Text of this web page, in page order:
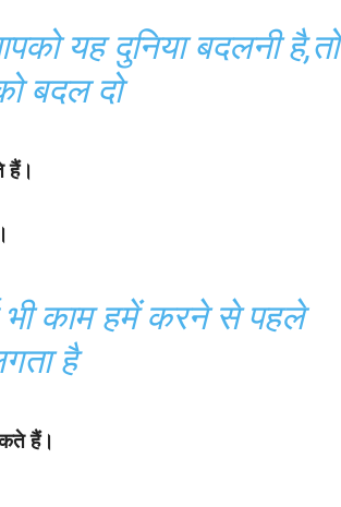
यह दुनिया बदलनी है,तो
बदल दो
हैं।
काम हमें करने से पहले
है
हैं।